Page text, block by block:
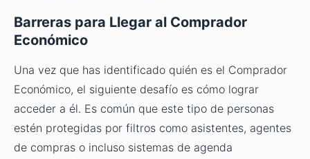
Barreras para Llegar al Comprador
Económico
Una vez que has identificado quién es el Comprador
Económico, el siguiente desafío es cómo lograr
acceder a él. Es común que este tipo de personas
estén protegidas por filtros como asistentes, agentes
de compras o incluso sistemas de agenda